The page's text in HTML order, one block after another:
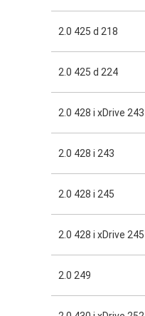
2.0 425 d 218
2.0 425 d 224
2.0 428 i xDrive 243
2.0 428 i 243
2.0 428 i 245
2.0 428 i xDrive 245
2.0 249